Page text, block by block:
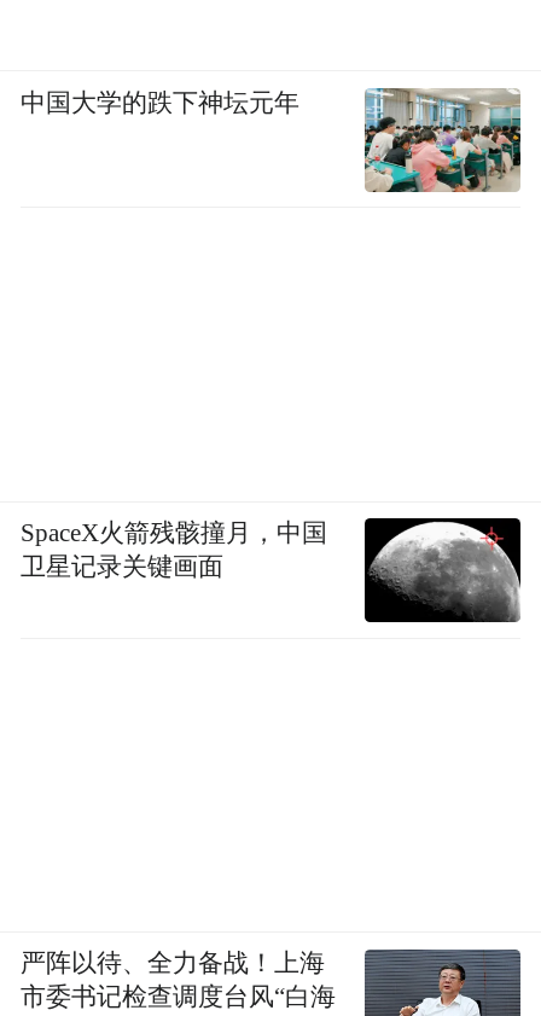
中国大学的跌下神坛元年
SpaceX火箭残骸撞月，中国
卫星记录关键画面
严阵以待、全力备战！上海
市委书记检查调度台风“白海